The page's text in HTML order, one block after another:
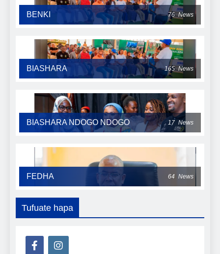
BENKI 76 News
BIASHARA 165 News
BIASHARA NDOGO NDOGO 17 News
FEDHA 64 News
Tufuate hapa